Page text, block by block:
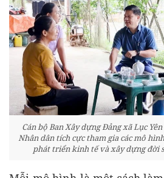
Cán bộ Ban Xây dựng Đảng xã Lục
Nhân dân tích cực tham gia các mô
phát triển kinh tế và xây dựng đời